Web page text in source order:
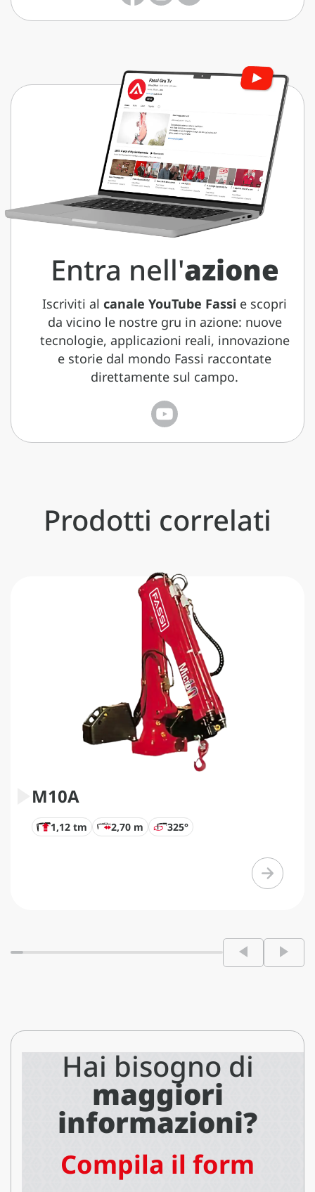
Entra nell'azione
Iscriviti al canale YouTube Fassi e scopri
da vicino le nostre gru in azione: nuove
tecnologie, applicazioni reali, innovazione
e storie dal mondo Fassi raccontate
direttamente sul campo.
Prodotti correlati
M10A
1,12 tm 2,70 m 325°
Hai bisogno di
maggiori
informazioni?
Compila il form